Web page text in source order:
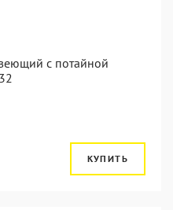
с потайной
КУПИТЬ